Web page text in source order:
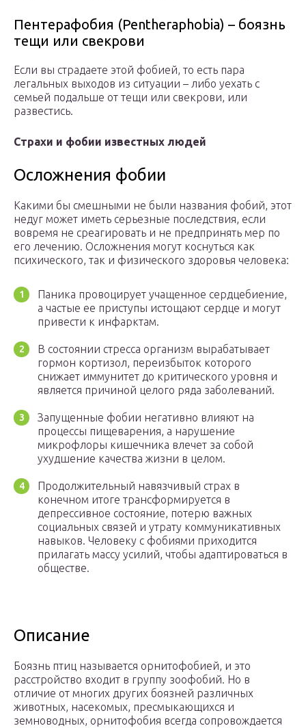
Пентерафобия (Pentheraphobia) – боязнь
тещи или свекрови
Если вы страдаете этой фобией, то есть пара
легальных выходов из ситуации – либо уехать с
семьей подальше от тещи или свекрови, или
развестись.
Страхи и фобии известных людей
Осложнения фобии
Какими бы смешными не были названия фобий, этот
недуг может иметь серьезные последствия, если
вовремя не среагировать и не предпринять мер по
его лечению. Осложнения могут коснуться как
психического, так и физического здоровья человека:
Паника провоцирует учащенное сердцебиение,
а частые ее приступы истощают сердце и могут
привести к инфарктам.
В состоянии стресса организм вырабатывает
гормон кортизол, переизбыток которого
снижает иммунитет до критического уровня и
является причиной целого ряда заболеваний.
Запущенные фобии негативно влияют на
процессы пищеварения, а нарушение
микрофлоры кишечника влечет за собой
ухудшение качества жизни в целом.
Продолжительный навязчивый страх в
конечном итоге трансформируется в
депрессивное состояние, потерю важных
социальных связей и утрату коммуникативных
навыков. Человеку с фобиями приходится
прилагать массу усилий, чтобы адаптироваться в
обществе.
Описание
Боязнь птиц называется орнитофобией, и это
расстройство входит в группу зоофобий. Но в
отличие от многих других боязней различных
животных, насекомых, пресмыкающихся и
земноводных, орнитофобия всегда сопровождается